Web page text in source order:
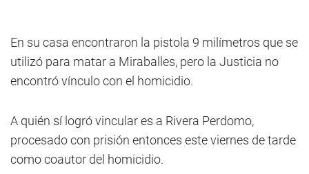
En su casa encontraron la pistola 9 milímetros que se
utilizó para matar a Miraballes, pero la Justicia no
encontró vínculo con el homicidio.
A quién sí logró vincular es a Rivera Perdomo,
procesado con prisión entonces este viernes de tarde
como coautor del homicidio.